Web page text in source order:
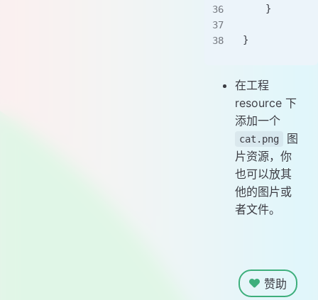
    }
}
在工程
resource 下
添加一个
cat.png
图
片资源，你
也可以放其
他的图片或
者文件。
赞助